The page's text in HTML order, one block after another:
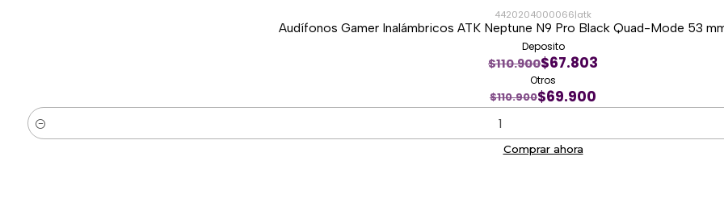
💼 Diseñado para
Su estética moderna y
💻 Oficinas corporativas
📚 Espacios de estudio
4420204000066|atk
Audífonos Gamer Inalámbricos ATK Neptune N9 Pro Black Quad-Mode 53
Deposito
$110.900$67.803
Otros
$110.900$69.900
Cantidad
Comprar ahora